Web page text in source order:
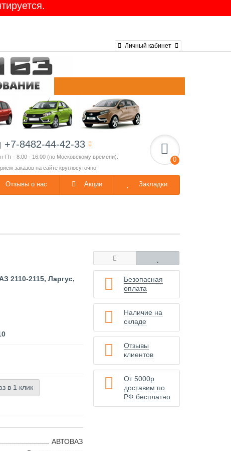
16-клап. GATES
Личный кабинет
+7-8482-44-42-33
Пт - 8:00 - 16:00 (по Московскому времени).
заказов на сайте круглосуточно
0
Отзывы о нас Акции Закладки
2110-2115, Ларгус,
в 1 клик
АВТОВАЗ
Безопасная
оплата
Наличие на
складе
Отзывы
клиентов
От 5000р
доставим по
РФ бесплатно